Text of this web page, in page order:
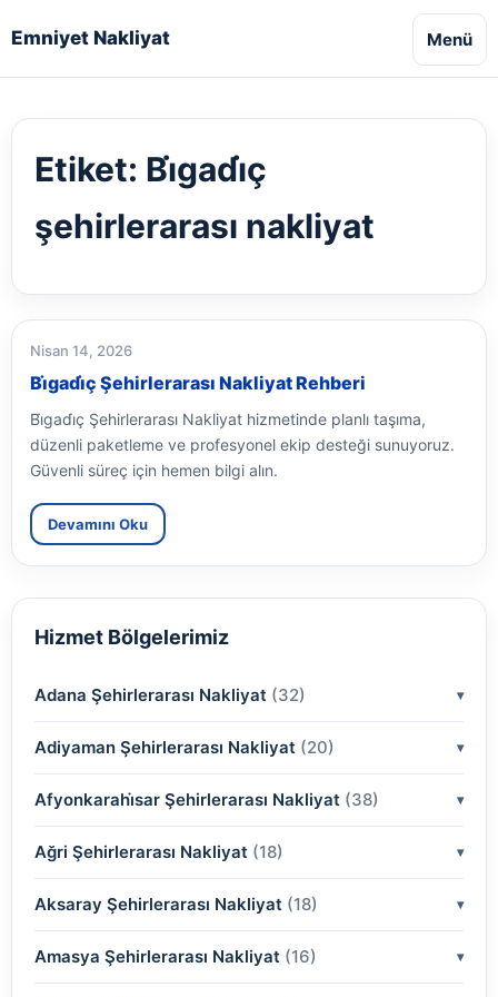
Emniyet Nakliyat Menü
Etiket: Bi̇gadi̇ç
şehirlerarası nakliyat
Nisan 14, 2026
Bi̇gadi̇ç Şehirlerarası Nakliyat Rehberi
Bi̇gadi̇ç Şehirlerarası Nakliyat hizmetinde planlı taşıma,
düzenli paketleme ve profesyonel ekip desteği sunuyoruz.
Güvenli süreç için hemen bilgi alın.
Devamını Oku
Hizmet Bölgelerimiz
Adana Şehirlerarası Nakliyat (32)
(2)
(2)
(2)
(2)
(2)
Adiyaman Şehirlerarası Nakliyat (20)
(2)
(2)
(2)
(2)
Afyonkarahi̇sar Şehirlerarası Nakliyat (38)
(2)
(2)
(2)
Ağri Şehirlerarası Nakliyat (18)
(2)
(2)
Aksaray Şehirlerarası Nakliyat (18)
(2)
Amasya Şehirlerarası Nakliyat (16)